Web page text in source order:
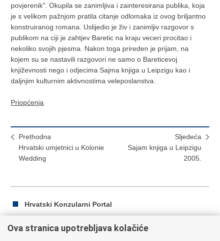
povjerenik". Okupila se zanimljiva i zainteresirana publika, koja
je s velikom pažnjom pratila citanje odlomaka iz ovog briljantno
konstruiranog romana. Uslijedio je živ i zanimljiv razgovor s
publikom na ciji je zahtjev Baretic na kraju veceri procitao i
nekoliko svojih pjesma. Nakon toga prireden je prijam, na
kojem su se nastavili razgovori ne samo o Bareticevoj
književnosti nego i odjecima Sajma knjiga u Leipzigu kao i
daljnjim kulturnim aktivnostima veleposlanstva.
Priopćenja
Prethodna
Hrvatski umjetnici u Kolonie
Wedding
Sljedeća
Sajam knjiga u Leipzigu
2005.
Hrvatski Konzularni Portal
Ova stranica upotrebljava kolačiće